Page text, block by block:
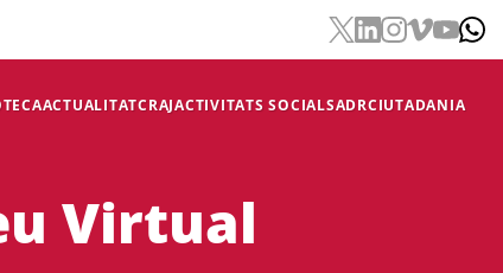
ACTUALITATCRAJACTIVITATS SOCIALSADRCIUTADANIA
Virtual